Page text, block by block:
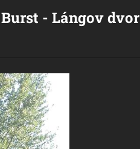
- Lángov dvor